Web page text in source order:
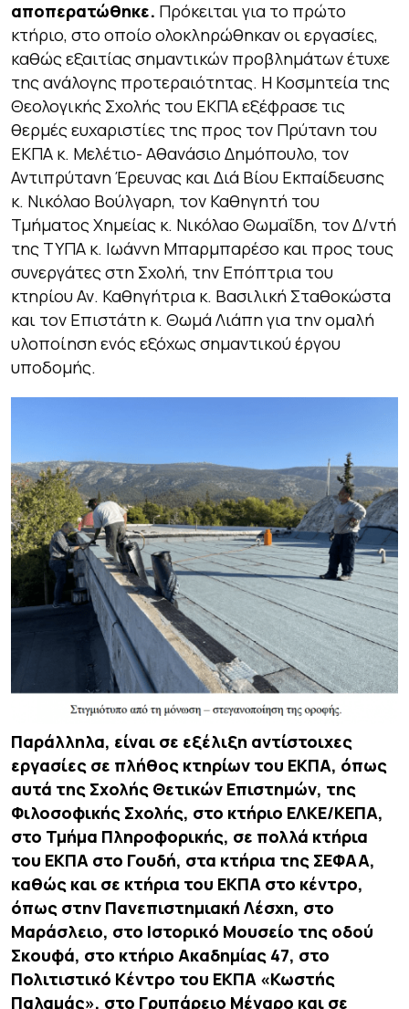
αποπερατώθηκε. Πρόκειται για το πρώτο
κτήριο, στο οποίο ολοκληρώθηκαν οι εργασίες,
καθώς εξαιτίας σημαντικών προβλημάτων έτυχε
της ανάλογης προτεραιότητας. Η Κοσμητεία της
Θεολογικής Σχολής του ΕΚΠΑ εξέφρασε τις
θερμές ευχαριστίες της προς τον Πρύτανη του
ΕΚΠΑ κ. Μελέτιο- Αθανάσιο Δημόπουλο, τον
Αντιπρύτανη Έρευνας και Διά Βίου Εκπαίδευσης
κ. Νικόλαο Βούλγαρη, τον Καθηγητή του
Τμήματος Χημείας κ. Νικόλαο Θωμαΐδη, τον Δ/ντή
της ΤΥΠΑ κ. Ιωάννη Μπαρμπαρέσο και προς τους
συνεργάτες στη Σχολή, την Επόπτρια του
κτηρίου Αν. Καθηγήτρια κ. Βασιλική Σταθοκώστα
και τον Επιστάτη κ. Θωμά Λιάπη για την ομαλή
υλοποίηση ενός εξόχως σημαντικού έργου
υποδομής.
Παράλληλα, είναι σε εξέλιξη αντίστοιχες
εργασίες σε πλήθος κτηρίων του ΕΚΠΑ, όπως
αυτά της Σχολής Θετικών Επιστημών, της
Φιλοσοφικής Σχολής, στο κτήριο ΕΛΚΕ/ΚΕΠΑ,
στο Τμήμα Πληροφορικής, σε πολλά κτήρια
του ΕΚΠΑ στο Γουδή, στα κτήρια της ΣΕΦΑΑ,
καθώς και σε κτήρια του ΕΚΠΑ στο κέντρο,
όπως στην Πανεπιστημιακή Λέσχη, στο
Μαράσλειο, στο Ιστορικό Μουσείο της οδού
Σκουφά, στο κτήριο Ακαδημίας 47, στο
Πολιτιστικό Κέντρο του ΕΚΠΑ «Κωστής
Παλαμάς», στο Γρυπάρειο Μέγαρο και σε